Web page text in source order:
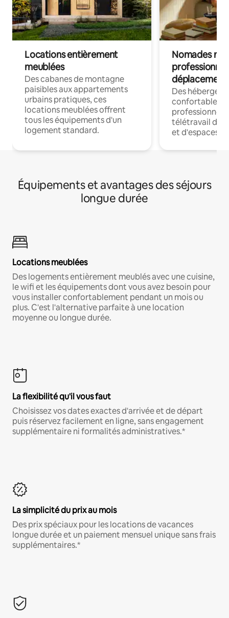
Locations entièrement
meublées
Des cabanes de montagne
paisibles aux appartements
urbains pratiques, ces
locations meublées offrent
tous les équipements d'un
logement standard.
Nomades
déplacement
Des
confortables
professionnels
télétravail
et d'espaces
Équipements et avantages des séjours
longue durée
Locations meublées
Des logements entièrement meublés avec une cuisine,
le wifi et les équipements dont vous avez besoin pour
vous installer confortablement pendant un mois ou
plus. C'est l'alternative parfaite à une location
moyenne ou longue durée.
La flexibilité qu'il vous faut
Choisissez vos dates exactes d'arrivée et de départ
puis réservez facilement en ligne, sans engagement
supplémentaire ni formalités administratives.*
La simplicité du prix au mois
Des prix spéciaux pour les locations de vacances
longue durée et un paiement mensuel unique sans frais
supplémentaires.*